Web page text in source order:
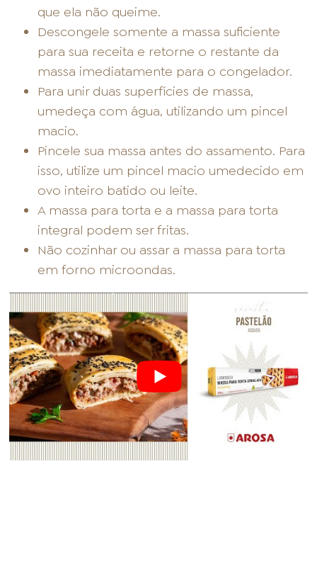
que ela não queime.
Descongele somente a massa suficiente
para sua receita e retorne o restante da
massa imediatamente para o congelador.
Para unir duas superfícies de massa,
umedeça com água, utilizando um pincel
macio.
Pincele sua massa antes do assamento. Para
isso, utilize um pincel macio umedecido em
ovo inteiro batido ou leite.
A massa para torta e a massa para torta
integral podem ser fritas.
Não cozinhar ou assar a massa para torta
em forno microondas.